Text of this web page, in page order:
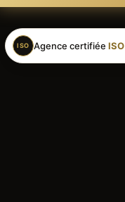
ISO Agence certifiée